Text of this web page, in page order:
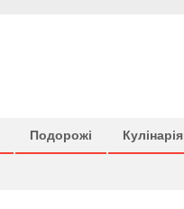
Подорожі Кулінарія